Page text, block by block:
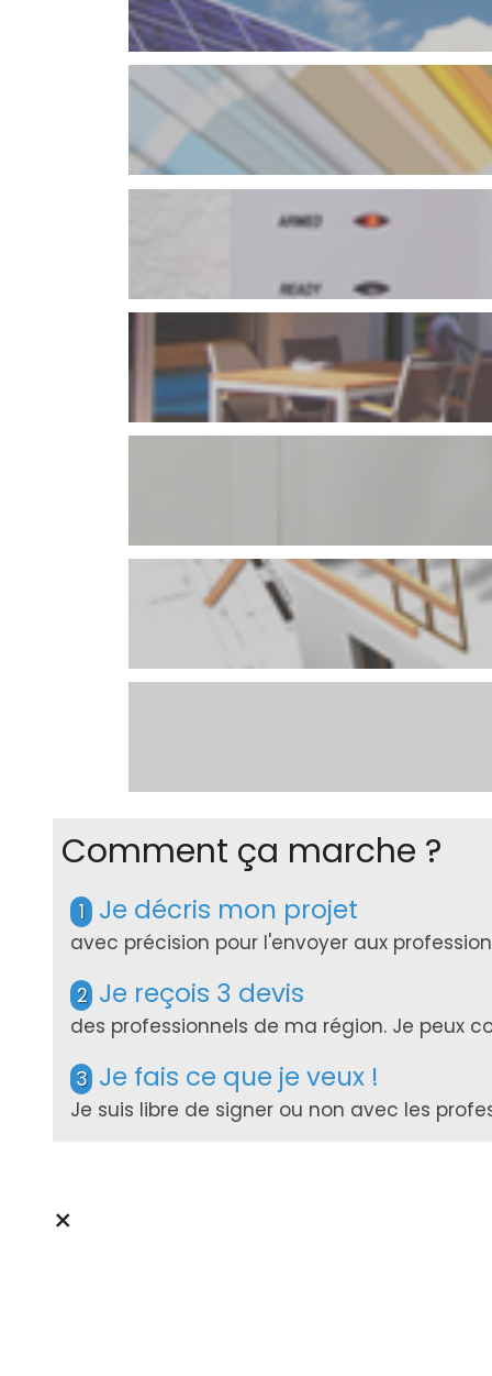
Comment ça marche ?
1 Je décris mon projet
avec précision pour l'envoyer aux
2 Je reçois 3 devis
des professionnels de ma région. Je peux
3 Je fais ce que je veux !
Je suis libre de signer ou non avec les
×